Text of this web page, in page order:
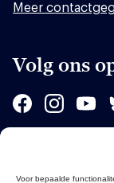
Voor bepaalde
Meer
Volg ons